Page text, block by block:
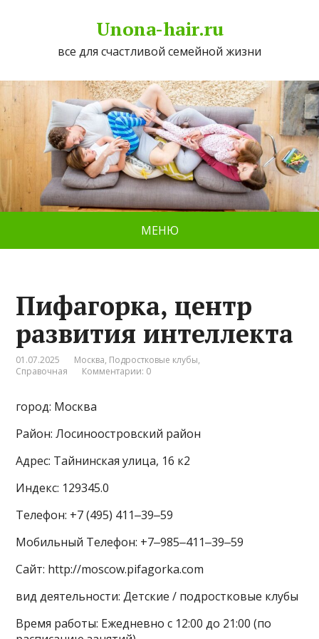
Unona-hair.ru
все для счастливой семейной жизни
МЕНЮ
Пифагорка, центр
развития интеллекта
01.07.2025 Москва, Подростковые клубы,
Справочная
Комментарии: 0
город: Москва
Район: Лосиноостровский район
Адрес: Тайнинская улица, 16 к2
Индекс: 129345.0
Телефон: +7 (495) 411‒39‒59
Мобильный Телефон: +7‒985‒411‒39‒59
Сайт: http://moscow.pifagorka.com
вид деятельности: Детские / подростковые клубы
Время работы: Ежедневно с 12:00 до 21:00 (по